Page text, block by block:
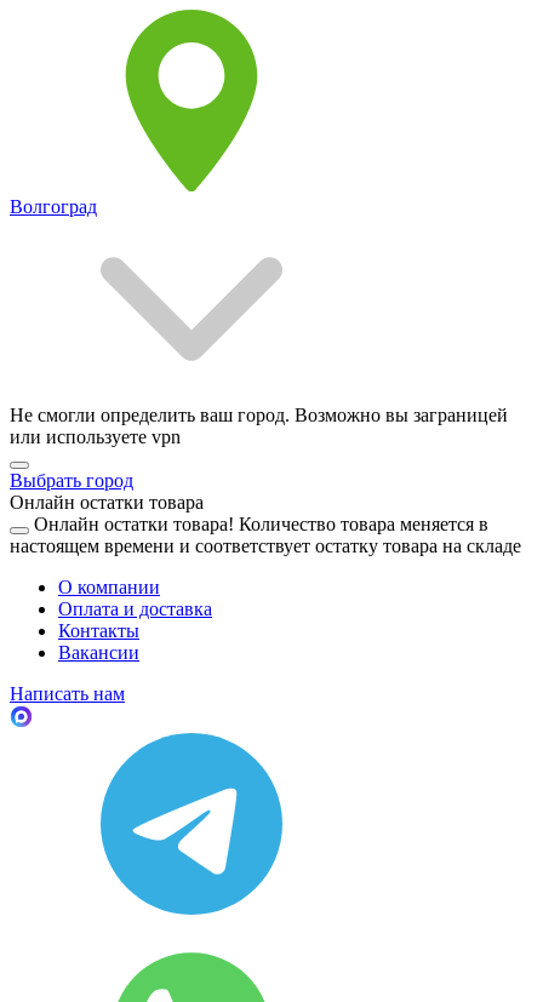
Волгоград
Не смогли определить ваш город. Возможно вы заграницей
или используете vpn
Выбрать город
Онлайн остатки товара
Онлайн остатки товара! Количество товара меняется в
настоящем времени и соответствует остатку товара на складе
О компании
Оплата и доставка
Контакты
Вакансии
Написать нам